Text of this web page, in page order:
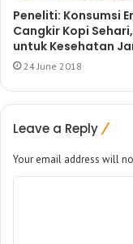
Peneliti: Konsumsi
Cangkir Kopi
untuk Kesehatan
24 June 2018
Leave a Reply
Your email address will